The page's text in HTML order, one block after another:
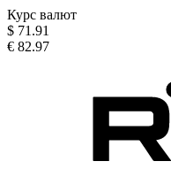
Курс валют
$ 71.91
€ 82.97